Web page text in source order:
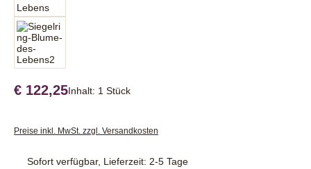
€ 122,25Inhalt: 1 Stück
Preise inkl. MwSt. zzgl. Versandkosten
Sofort verfügbar, Lieferzeit: 2-5 Tage